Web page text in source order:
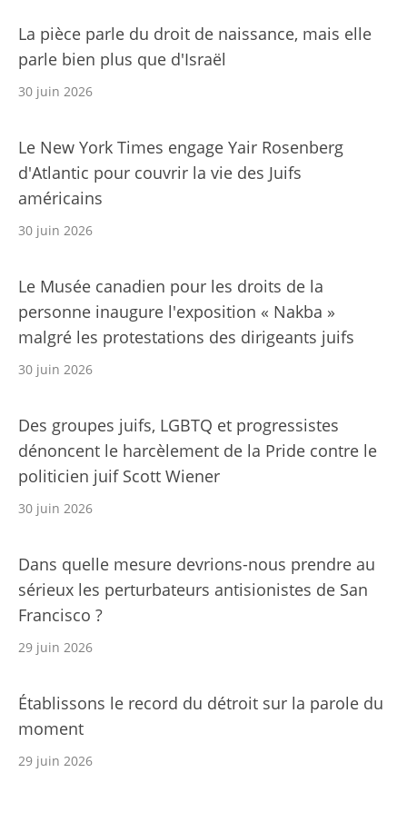
La pièce parle du droit de naissance, mais elle
parle bien plus que d'Israël
30 juin 2026
Le New York Times engage Yair Rosenberg
d'Atlantic pour couvrir la vie des Juifs
américains
30 juin 2026
Le Musée canadien pour les droits de la
personne inaugure l'exposition « Nakba »
malgré les protestations des dirigeants juifs
30 juin 2026
Des groupes juifs, LGBTQ et progressistes
dénoncent le harcèlement de la Pride contre le
politicien juif Scott Wiener
30 juin 2026
Dans quelle mesure devrions-nous prendre au
sérieux les perturbateurs antisionistes de San
Francisco ?
29 juin 2026
Établissons le record du détroit sur la parole du
moment
29 juin 2026